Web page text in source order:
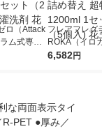
ロ（Attack
ム式専用
ガジャン
フレアフレグ
ROKA（イロ
イキッドリリ
6,582円
な両面表示タイ
PET ●厚み／